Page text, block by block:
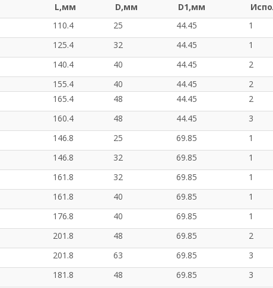
L,мм D,мм D1,мм
110.4 25 44.45 1
125.4 32 44.45 1
140.4 40 44.45 2
155.4 40 44.45 2
165.4 48 44.45 2
160.4 48 44.45 3
146.8 25 69.85 1
146.8 32 69.85 1
161.8 32 69.85 1
161.8 40 69.85 1
176.8 40 69.85 1
201.8 48 69.85 2
201.8 63 69.85 3
181.8 48 69.85 3